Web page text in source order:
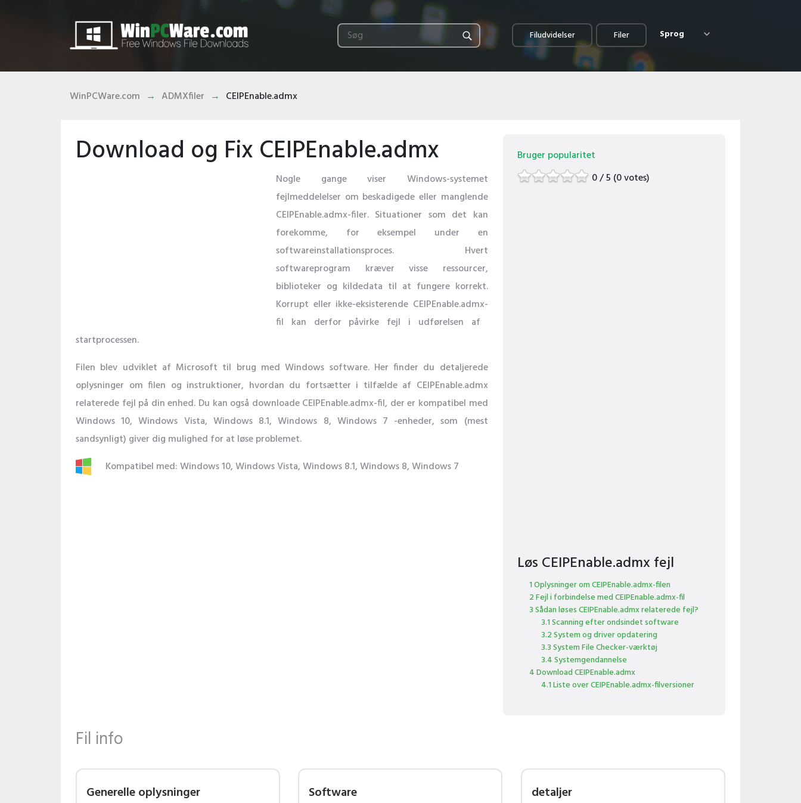
Filudvidelser Filer Sprog
WinPCWare.com ADMXfiler CEIPEnable.admx
Download og Fix CEIPEnable.admx
Nogle gange viser Windows-systemet
fejlmeddelelser om beskadigede eller manglende
CEIPEnable.admx-filer. Situationer som det kan
forekomme, for eksempel under en
softwareinstallationsproces. Hvert
softwareprogram kræver visse ressourcer,
biblioteker og kildedata til at fungere korrekt.
Korrupt eller ikke-eksisterende CEIPEnable.admx-
fil kan derfor påvirke fejl i udførelsen af ​​
startprocessen.
Filen blev udviklet af Microsoft til brug med Windows software. Her finder du detaljerede
oplysninger om filen og instruktioner, hvordan du fortsætter i tilfælde af CEIPEnable.admx
relaterede fejl på din enhed. Du kan også downloade CEIPEnable.admx-fil, der er kompatibel med
Windows 10, Windows Vista, Windows 8.1, Windows 8, Windows 7 -enheder, som (mest
sandsynligt) giver dig mulighed for at løse problemet.
Kompatibel med: Windows 10, Windows Vista, Windows 8.1, Windows 8, Windows 7
Bruger popularitet
0 / 5 (0 votes)
Løs CEIPEnable.admx fejl
1 Oplysninger om CEIPEnable.admx-filen
2 Fejl i forbindelse med CEIPEnable.admx-fil
3 Sådan løses CEIPEnable.admx relaterede fejl?
3.1 Scanning efter ondsindet software
3.2 System og driver opdatering
3.3 System File Checker-værktøj
3.4 Systemgendannelse
4 Download CEIPEnable.admx
4.1 Liste over CEIPEnable.admx-filversioner
Fil info
Generelle oplysninger Software detaljer